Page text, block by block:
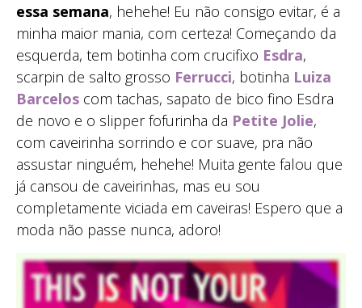
essa semana, hehehe! Eu não consigo evitar, é a
minha maior mania, com certeza! Começando da
esquerda, tem botinha com crucifixo Esdra,
scarpin de salto grosso Ferrucci, botinha Luiza
Barcelos com tachas, sapato de bico fino Esdra
de novo e o slipper fofurinha da Petite Jolie,
com caveirinha sorrindo e cor suave, pra não
assustar ninguém, hehehe! Muita gente falou que
já cansou de caveirinhas, mas eu sou
completamente viciada em caveiras! Espero que a
moda não passe nunca, adoro!